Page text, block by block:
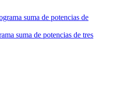
suma de potencias de tres